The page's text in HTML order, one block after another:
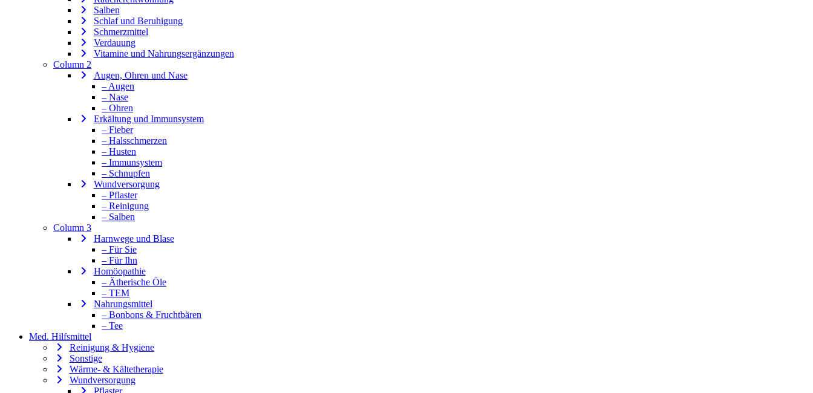
Salben
Schlaf und Beruhigung
Schmerzmittel
Verdauung
Vitamine und Nahrungsergänzungen
Column 2
Augen, Ohren und Nase
– Augen
– Nase
– Ohren
Erkältung und Immunsystem
– Fieber
– Halsschmerzen
– Husten
– Immunsystem
– Schnupfen
Wundversorgung
– Pflaster
– Reinigung
– Salben
Column 3
Harnwege und Blase
– Für Sie
– Für Ihn
Homöopathie
– Ätherische Öle
– TEM
Nahrungsmittel
– Bonbons & Fruchtbären
– Tee
Med. Hilfsmittel
Reinigung & Hygiene
Sonstige
Wärme- & Kältetherapie
Wundversorgung
Pflaster